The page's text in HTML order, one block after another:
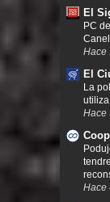
El
PC
Canel
Hace
El
La
Hace
Hace